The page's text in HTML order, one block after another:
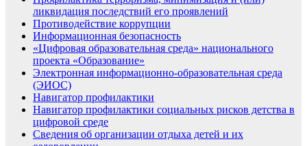
ликвидация последствий его проявлений
Противодействие коррупции
Информационная безопасность
«Цифровая образовательная среда» национального
проекта «Образование»
Электронная информационно-образовательная среда
(ЭИОС)
Навигатор профилактики
Навигатор профилактики социальных рисков детства в
цифровой среде
Сведения об организации отдыха детей и их